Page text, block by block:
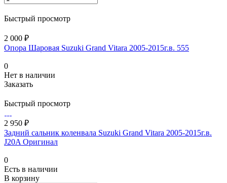
Быстрый просмотр
2 000 ₽
Опора Шаровая Suzuki Grand Vitara 2005-2015г.в. 555
0
Нет в наличии
Заказать
Быстрый просмотр
2 950 ₽
Задний сальник коленвала Suzuki Grand Vitara 2005-2015г.в.
J20A Оригинал
0
Есть в наличии
В корзину